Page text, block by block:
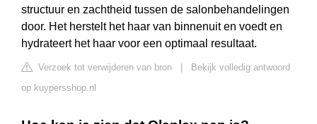
structuur en zachtheid tussen de salonbehandelingen
door. Het herstelt het haar van binnenuit en voedt en
hydrateert het haar voor een optimaal resultaat.
Verzoek tot verwijderen van bron
Bekijk volledig antwoord
op kuypersshop.nl